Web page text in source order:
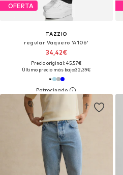
OFERTA
TAZZIO
regular Vaquero 'A106'
34,42€
Precio original: 45,57€
Último precio más bajo:32,39€